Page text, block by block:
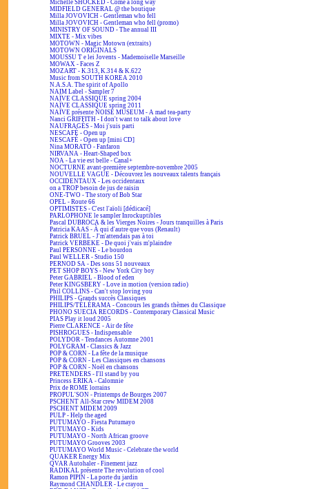
Michelle SHOCKED - Come a long way
MIDFIELD GENERAL @ the boutique
Milla JOVOVICH - Gentleman who fell
Milla JOVOVICH - Gentleman who fell (promo)
MINISTRY OF SOUND - The annual III
MIXTE - Mix vibes
MOTOWN - Magic Motown (extraits)
MOTOWN ORIGINALS
MOUSSU T e lei Jovents - Mademoiselle Marseille
MOWAX - Faces Z
MOZART - K.313, K.314 & K.622
Music from SOUTH KOREA 2010
N.A.S.A. The spirit of Apollo
NAIM Label - Sampler 7
NAÏVE CLASSIQUE spring 2004
NAÏVE CLASSIQUE spring 2011
NAÏVE présente NOISE MUSEUM - A mad tea-party
Nanci GRIFFITH - I don't want to talk about love
NAUFRAGÉS - Moi j'suis parti
NESCAFÉ - Open up
NESCAFÉ - Open up [mini CD]
Nina MORATO - Fanfaron
NIRVANA - Heart-Shaped box
NOA - La vie est belle - Canal+
NOCTURNE avant-première septembre-novembre 2005
NOUVELLE VAGUE - Découvrez les nouveaux talents français
OCCIDENTAUX - Les occidentaux
on a TROP besoin de jus de raisin
ONE-TWO - The story of Bob Star
OPEL - Route 66
OPTIMISTES - C'est l'aïoli [dédicacé]
PARLOPHONE le sampler Inrockuptibles
Pascal DUBROCA & les Vierges Noires - Jours tranquilles à Paris
Patricia KAAS - À qui d'autre que vous (Renault)
Patrick BRUEL - J'm'attendais pas à toi
Patrick VERBEKE - De quoi j'vais m'plaindre
Paul PERSONNE - Le bourdon
Paul WELLER - Studio 150
PERNOD SA - Des sons 51 nouveaux
PET SHOP BOYS - New York City boy
Peter GABRIEL - Blood of eden
Peter KINGSBERY - Love in motion (version radio)
Phil COLLINS - Can't stop loving you
PHILIPS - Grands succès Classiques
PHILIPS/TÉLÉRAMA - Concours les grands thèmes du Classique
PHONO SUECIA RECORDS - Contemporary Classical Music
PIAS Play it loud 2005
Pierre CLARENCE - Air de fête
PISHROGUES - Indispensable
POLYDOR - Tendances Automne 2001
POLYGRAM - Classics & Jazz
POP & CORN - La fête de la musique
POP & CORN - Les Classiques en chansons
POP & CORN - Noël en chansons
PRETENDERS - I'll stand by you
Princess ERIKA - Calomnie
Prix de ROME lorrains
PROPUL'SON - Printemps de Bourges 2007
PSCHENT All-Star crew MIDEM 2008
PSCHENT MIDEM 2009
PULP - Help the aged
PUTUMAYO - Fiesta Putumayo
PUTUMAYO - Kids
PUTUMAYO - North African groove
PUTUMAYO Grooves 2003
PUTUMAYO World Music - Celebrate the world
QUAKER Energy Mix
QVAR Autohaler - Finement jazz
RADIKAL présente The revolution of cool
Ramon PIPIN - La porte du jardin
Raymond CHANDLER - Le crayon